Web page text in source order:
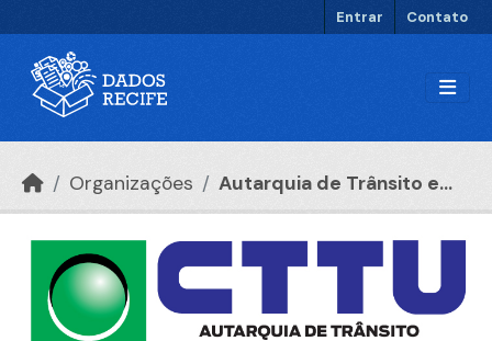
Entrar Contato
Organizações Autarquia de Trânsito e...